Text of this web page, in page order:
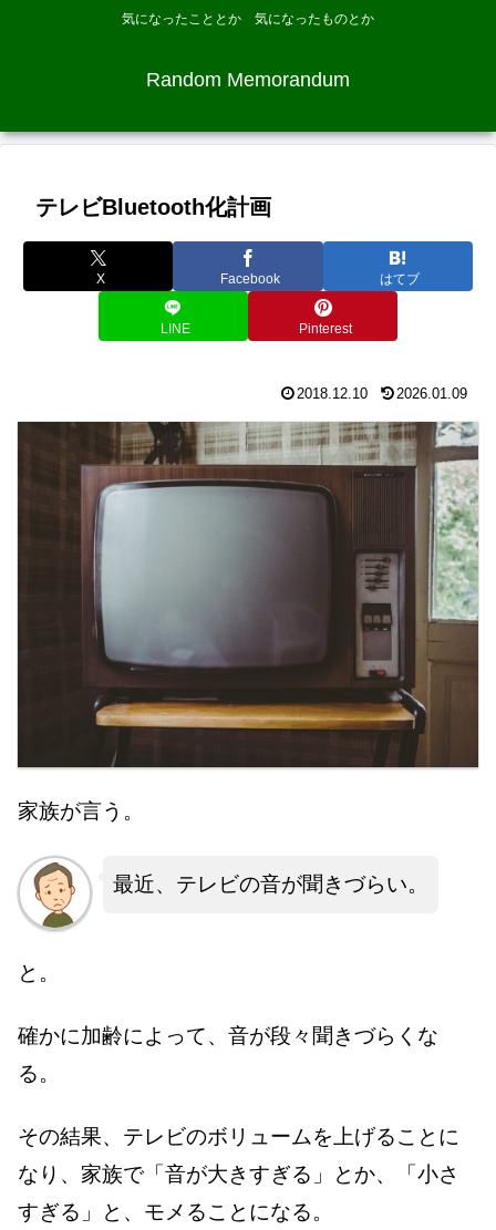
気になったこととか 気になったものとか
Random Memorandum
テレビBluetooth化計画
X Facebook はてブ
LINE Pinterest
2018.12.10 2026.01.09
家族が言う。
最近、テレビの音が聞きづらい。
と。
確かに加齢によって、音が段々聞きづらくな
る。
その結果、テレビのボリュームを上げることに
なり、家族で「音が大きすぎる」とか、「小さ
すぎる」と、モメることになる。